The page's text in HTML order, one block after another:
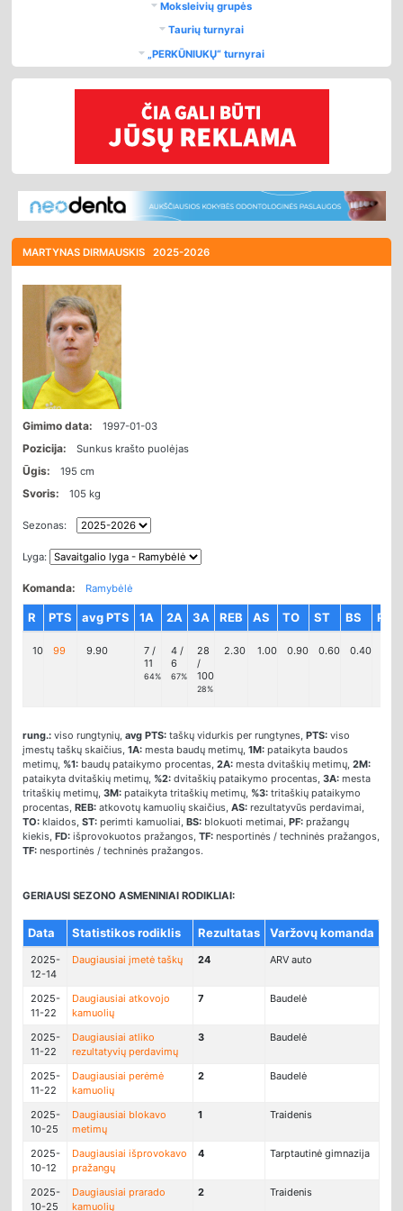
Moksleivių grupės
Taurių turnyrai
„PERKŪNIUKŲ“ turnyrai
MARTYNAS DIRMAUSKIS2025-2026
Gimimo data: 1997-01-03
Pozicija: Sunkus krašto puolėjas
Ūgis: 195 cm
Svoris: 105 kg
Sezonas:
Lyga:
Komanda: Ramybėlė
R PTS avg PTS 1A 2A 3A REB AS TO ST BS PF
10 99 9.90
7 /
11
64%
4 /
6
67%
28
/
100
28%
2.30 1.00 0.90 0.60 0.40
rung.: viso rungtynių,avg PTS: taškų vidurkis per rungtynes,PTS: viso
įmestų taškų skaičius,1A: mesta baudų metimų,1M: pataikyta baudos
metimų, %1: baudų pataikymo procentas,2A: mesta dvitaškių metimų,2M:
pataikyta dvitaškių metimų, %2: dvitaškių pataikymo procentas,3A: mesta
tritaškių metimų,3M: pataikyta tritaškių metimų, %3: tritaškių pataikymo
procentas,REB: atkovotų kamuolių skaičius,AS: rezultatyvūs perdavimai,
TO: klaidos,ST: perimti kamuoliai,BS: blokuoti metimai,PF: pražangų
kiekis,FD: išprovokuotos pražangos,TF: nesportinės / techninės pražangos,
TF: nesportinės / techninės pražangos.
GERIAUSI SEZONO ASMENINIAI RODIKLIAI:
Data Statistikos rodiklis Rezultatas Varžovų komanda
2025-
12-14
Daugiausiai įmetė taškų 24 ARV auto
2025-
11-22
Daugiausiai atkovojo
kamuolių
7 Baudelė
2025-
11-22
Daugiausiai atliko
rezultatyvių perdavimų
3 Baudelė
2025-
11-22
Daugiausiai perėmė
kamuolių
2 Baudelė
2025-
10-25
Daugiausiai blokavo
metimų
1 Traidenis
2025-
10-12
Daugiausiai išprovokavo
pražangų
4 Tarptautinė gimnazija
2025-
10-25
Daugiausiai prarado
kamuolių
2 Traidenis